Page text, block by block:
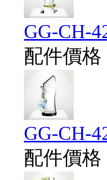
GG-CH-
配件價格
GG-CH-
配件價格